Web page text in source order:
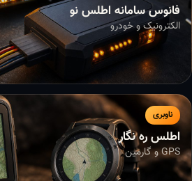
فانوس سامانه اطلس نو
الکترونیک و خودرو
ناوبری
اطلس ره نگار
GPS و گارمین